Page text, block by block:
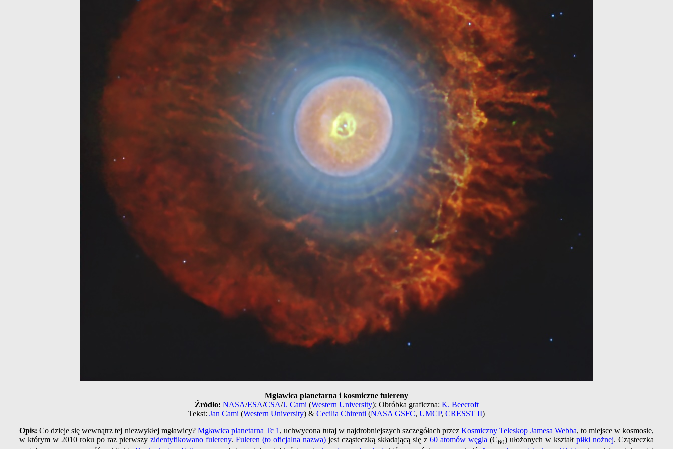
Mgławica planetarna i kosmiczne fulereny
Źródło: NASA/ESA/CSA/J. Cami (Western University); Obróbka graficzna: K. Beecroft
Tekst: Jan Cami (Western University) & Cecilia Chirenti (NASA GSFC, UMCP, CRESST II)
Opis: Co dzieje się wewnątrz tej niezwykłej mgławicy? Mgławica planetarna Tc 1 , uchwycona tutaj w najdrobniejszych szczegółach przezKosmiczny Teleskop Jamesa Webba, to miejsce w kosmosie,
w którym w 2010 roku po raz pierwszy zidentyfikowano fulereny. Fuleren (to oficjalna nazwa)jest cząsteczką składającą się z60 atomów węgla (C60) ułożonych w kształtpiłki nożnej. Cząsteczka